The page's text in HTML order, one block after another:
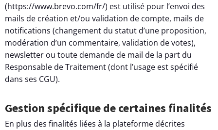
(https://www.brevo.com/fr/) est utilisé pour l’envoi des
mails de création et/ou validation de compte, mails de
notifications (changement du statut d’une proposition,
modération d’un commentaire, validation de votes),
newsletter ou toute demande de mail de la part du
Responsable de Traitement (dont l’usage est spécifié
dans ses CGU).
Gestion spécifique de certaines finalités
En plus des finalités liées à la plateforme décrites